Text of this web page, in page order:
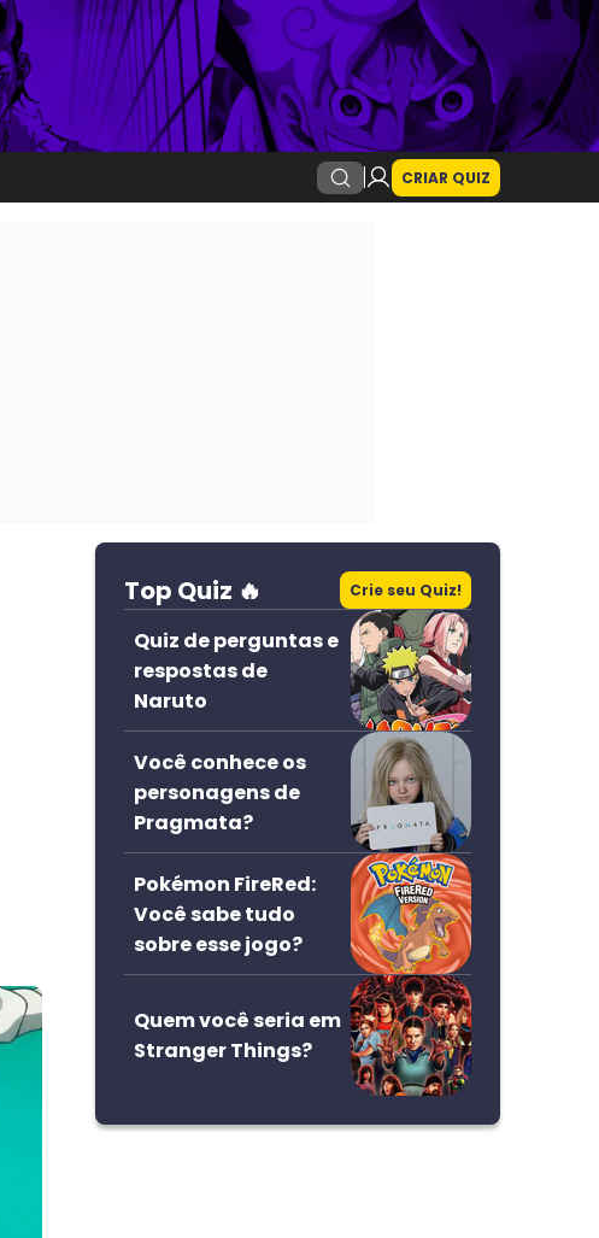
CRIAR QUIZ
Top Quiz 🔥 Crie seu Quiz!
Quiz de perguntas e
respostas de
Naruto
Você conhece os
personagens de
Pragmata?
Pokémon FireRed:
Você sabe tudo
sobre esse jogo?
Quem você seria em
Stranger Things?